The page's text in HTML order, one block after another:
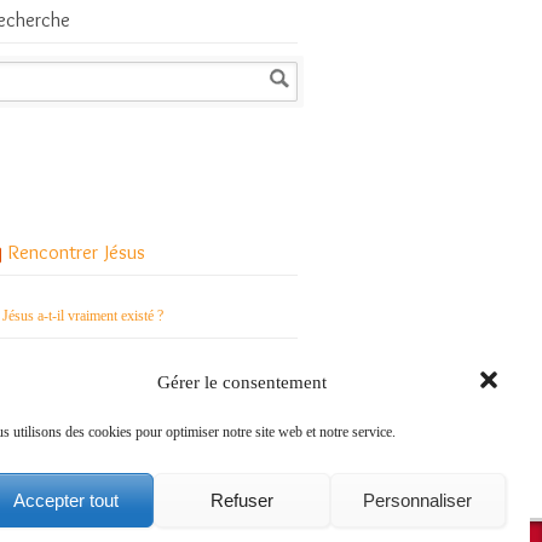
Gérer le consentement
utilisons des cookies pour optimiser notre site web et notre service.
Accepter tout Refuser Personnaliser
Rencontrer Jésus
Jésus a-t-il vraiment existé ?